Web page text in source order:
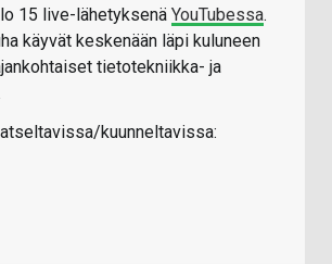
15 live-lähetyksenä YouTubessa.
käyvät keskenään läpi kuluneen
tietotekniikka- ja
kuunneltavissa: